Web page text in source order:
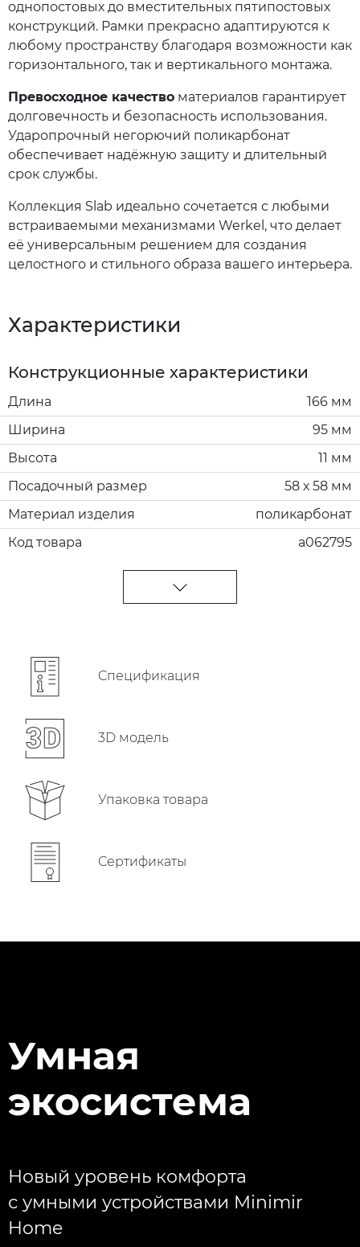
однопостовых до вместительных пятипостовых
конструкций. Рамки прекрасно адаптируются к
любому пространству благодаря возможности как
горизонтального, так и вертикального монтажа.
Превосходное качество материалов гарантирует
долговечность и безопасность использования.
Ударопрочный негорючий поликарбонат
обеспечивает надёжную защиту и длительный
срок службы.
Коллекция Slab идеально сочетается с любыми
встраиваемыми механизмами Werkel, что делает
её универсальным решением для создания
целостного и стильного образа вашего интерьера.
Характеристики
Конструкционные характеристики
Длина
166 мм
Ширина
95 мм
Высота
11 мм
Посадочный размер
58 х 58 мм
Материал изделия
поликарбонат
Код товара
a062795
Cпецификация
3D модель
Упаковка товара
Сертификаты
Умная
экосистема
Новый уровень комфорта
с умными устройствами Minimir
Home